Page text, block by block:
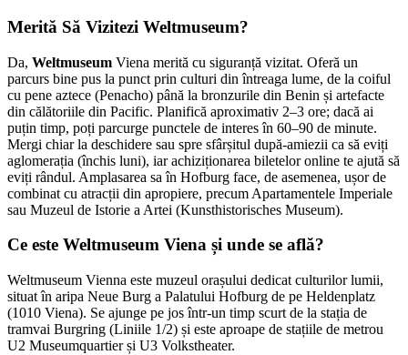
Merită Să Vizitezi Weltmuseum?
Da, Weltmuseum Viena merită cu siguranță vizitat. Oferă un
parcurs bine pus la punct prin culturi din întreaga lume, de la coiful
cu pene aztece (Penacho) până la bronzurile din Benin și artefacte
din călătoriile din Pacific. Planifică aproximativ 2–3 ore; dacă ai
puțin timp, poți parcurge punctele de interes în 60–90 de minute.
Mergi chiar la deschidere sau spre sfârșitul după-amiezii ca să eviți
aglomerația (închis luni), iar achiziționarea biletelor online te ajută să
eviți rândul. Amplasarea sa în Hofburg face, de asemenea, ușor de
combinat cu atracții din apropiere, precum Apartamentele Imperiale
sau Muzeul de Istorie a Artei (Kunsthistorisches Museum).
Ce este Weltmuseum Viena și unde se află?
Weltmuseum Vienna este muzeul orașului dedicat culturilor lumii,
situat în aripa Neue Burg a Palatului Hofburg de pe Heldenplatz
(1010 Viena). Se ajunge pe jos într-un timp scurt de la stația de
tramvai Burgring (Liniile 1/2) și este aproape de stațiile de metrou
U2 Museumquartier și U3 Volkstheater.